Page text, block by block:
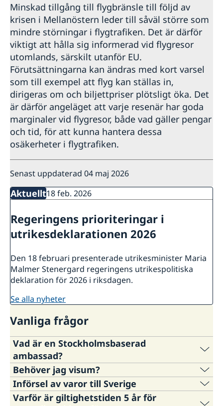
Minskad tillgång till flygbränsle till följd av
krisen i Mellanöstern leder till såväl större som
mindre störningar i flygtrafiken. Det är därför
viktigt att hålla sig informerad vid flygresor
utomlands, särskilt utanför EU.
Förutsättningarna kan ändras med kort varsel
som till exempel att flyg kan ställas in,
dirigeras om och biljettpriser plötsligt öka. Det
är därför angeläget att varje resenär har goda
marginaler vid flygresor, både vad gäller pengar
och tid, för att kunna hantera dessa
osäkerheter i flygtrafiken.
Senast uppdaterad 04 maj 2026
Aktuellt18 feb. 2026
Regeringens prioriteringar i
utrikesdeklarationen 2026
Den 18 februari presenterade utrikesminister Maria
Malmer Stenergard regeringens utrikespolitiska
deklaration för 2026 i riksdagen.
se alla nyheter
Vanliga frågor
Vad är en Stockholmsbaserad
ambassad?
De Stockholmsbaserade sändebuden är
Sveriges företrädare i ett 30-tal länder där
Sverige inte har någon fast diplomatisk
Behöver jag visum?
Svenska ambassaden hanterar inte
Införsel av varor till Sverige
Varför är giltighetstiden 5 år för